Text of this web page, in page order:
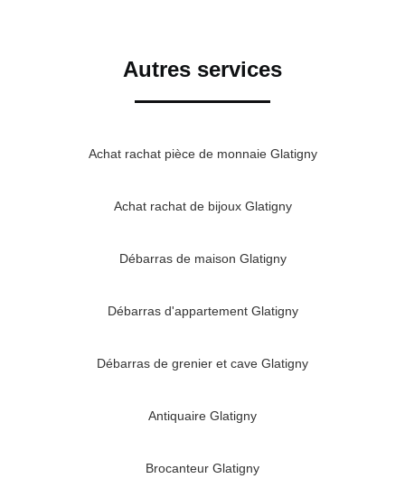
Autres services
Achat rachat pièce de monnaie Glatigny
Achat rachat de bijoux Glatigny
Débarras de maison Glatigny
Débarras d'appartement Glatigny
Débarras de grenier et cave Glatigny
Antiquaire Glatigny
Brocanteur Glatigny